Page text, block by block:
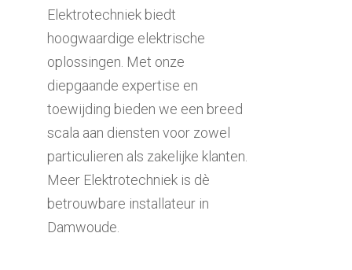
Elektrotechniek biedt
hoogwaardige elektrische
oplossingen. Met onze
diepgaande expertise en
toewijding bieden we een breed
scala aan diensten voor zowel
particulieren als zakelijke klanten.
Meer Elektrotechniek is dè
betrouwbare installateur in
Damwoude.